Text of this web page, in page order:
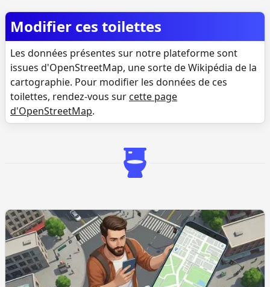
Modifier ces toilettes
Les données présentes sur notre plateforme sont
issues d'OpenStreetMap, une sorte de Wikipédia de la
cartographie. Pour modifier les données de ces
toilettes, rendez-vous sur cette page
d'OpenStreetMap.